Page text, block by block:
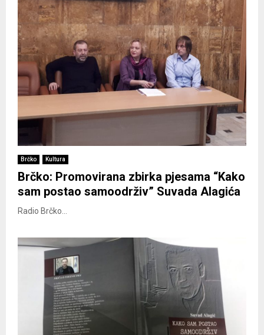
Brčko Kultura
Brčko: Promovirana zbirka pjesama “Kako
sam postao samoodrživ” Suvada Alagića
Radio Brčko...